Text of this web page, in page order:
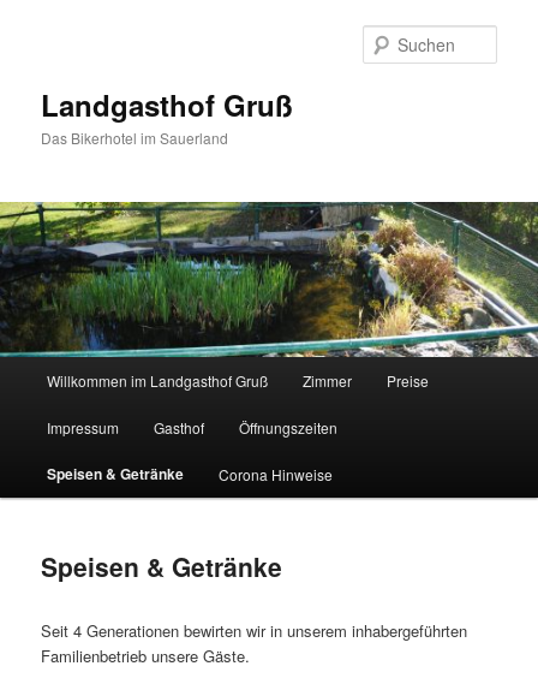
Landgasthof Gruß
Das Bikerhotel im Sauerland
Willkommen im Landgasthof Gruß Zimmer Preise
Impressum Gasthof Öffnungszeiten
Speisen & Getränke Corona Hinweise
Speisen & Getränke
Seit 4 Generationen bewirten wir in unserem inhabergeführten
Familienbetrieb unsere Gäste.